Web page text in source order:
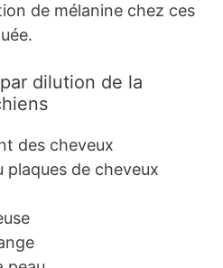
de mélanine chez ces
dilution de la
des cheveux
plaques de cheveux